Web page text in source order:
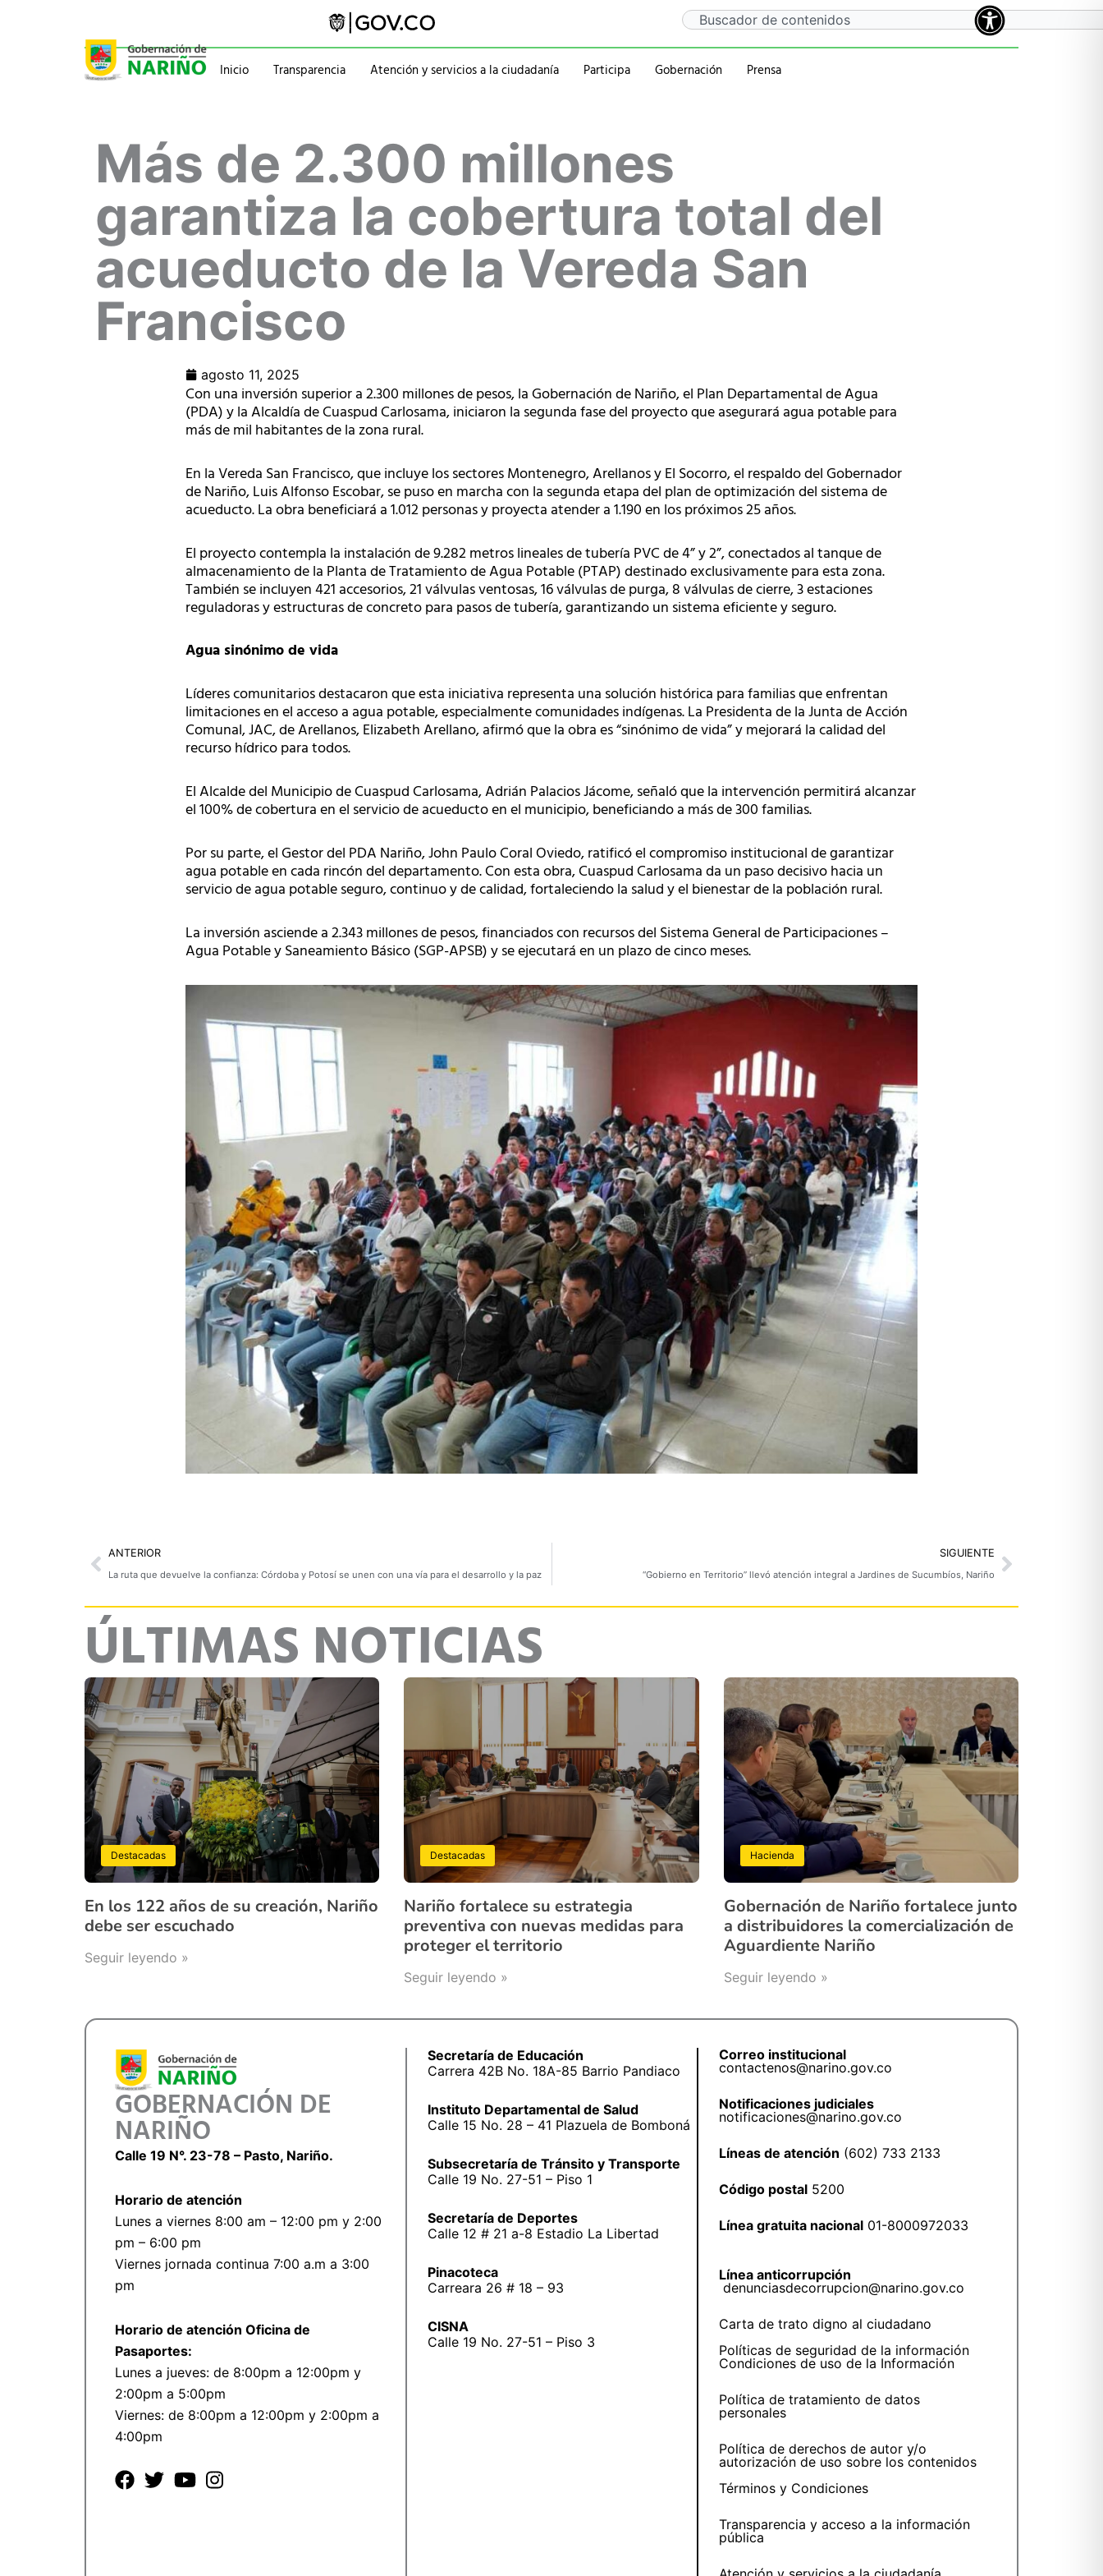
contenido
Search
Inicio Transparencia Atención y servicios a la ciudadanía
Pasaportes
Normatividad
Calendario de eventos
Ubicación
Participa Gobernación
Gobernador
Información administrativa
Símbolos
Mapa
Personajes
2016-2019
2012-2015
Prensa
Más de 2.300 millones
garantiza la cobertura total del
acueducto de la Vereda San
Francisco
agosto 11, 2025
Con una inversión superior a 2.300 millones de pesos, la Gobernación de Nariño, el Plan Departamental de Agua
(PDA) y la Alcaldía de Cuaspud Carlosama, iniciaron la segunda fase del proyecto que asegurará agua potable para
más de mil habitantes de la zona rural.
En la Vereda San Francisco, que incluye los sectores Montenegro, Arellanos y El Socorro, el respaldo del Gobernador
de Nariño, Luis Alfonso Escobar, se puso en marcha con la segunda etapa del plan de optimización del sistema de
acueducto. La obra beneficiará a 1.012 personas y proyecta atender a 1.190 en los próximos 25 años.
El proyecto contempla la instalación de 9.282 metros lineales de tubería PVC de 4” y 2”, conectados al tanque de
almacenamiento de la Planta de Tratamiento de Agua Potable (PTAP) destinado exclusivamente para esta zona.
También se incluyen 421 accesorios, 21 válvulas ventosas, 16 válvulas de purga, 8 válvulas de cierre, 3 estaciones
reguladoras y estructuras de concreto para pasos de tubería, garantizando un sistema eficiente y seguro.
Agua sinónimo de vida
Líderes comunitarios destacaron que esta iniciativa representa una solución histórica para familias que enfrentan
limitaciones en el acceso a agua potable, especialmente comunidades indígenas. La Presidenta de la Junta de Acción
Comunal, JAC, de Arellanos, Elizabeth Arellano, afirmó que la obra es “sinónimo de vida” y mejorará la calidad del
recurso hídrico para todos.
El Alcalde del Municipio de Cuaspud Carlosama, Adrián Palacios Jácome, señaló que la intervención permitirá alcanzar
el 100% de cobertura en el servicio de acueducto en el municipio, beneficiando a más de 300 familias.
Por su parte, el Gestor del PDA Nariño, John Paulo Coral Oviedo, ratificó el compromiso institucional de garantizar
agua potable en cada rincón del departamento. Con esta obra, Cuaspud Carlosama da un paso decisivo hacia un
servicio de agua potable seguro, continuo y de calidad, fortaleciendo la salud y el bienestar de la población rural.
La inversión asciende a 2.343 millones de pesos, financiados con recursos del Sistema General de Participaciones –
Agua Potable y Saneamiento Básico (SGP-APSB) y se ejecutará en un plazo de cinco meses.
Prev
ANTERIOR
La ruta que devuelve la confianza: Córdoba y Potosí se unen con una vía para el desarrollo y la paz
SIGUIENTE
“Gobierno en Territorio” llevó atención integral a Jardines de Sucumbíos, Nariño
Next
ÚLTIMAS NOTICIAS
Destacadas
En los 122 años de su creación, Nariño
debe ser escuchado
Seguir leyendo »
Destacadas
Nariño fortalece su estrategia
preventiva con nuevas medidas para
proteger el territorio
Seguir leyendo »
Hacienda
Gobernación de Nariño fortalece junto
a distribuidores la comercialización de
Aguardiente Nariño
Seguir leyendo »
GOBERNACIÓN DE
NARIÑO
Calle 19 N°. 23-78 – Pasto, Nariño.
Horario de atención
Lunes a viernes 8:00 am – 12:00 pm y 2:00
pm – 6:00 pm
Viernes jornada continua 7:00 a.m a 3:00
pm
Horario de atención Oficina de
Pasaportes:
Lunes a jueves: de 8:00pm a 12:00pm y
2:00pm a 5:00pm
Viernes: de 8:00pm a 12:00pm y 2:00pm a
4:00pm
Secretaría de Educación
Carrera 42B No. 18A-85 Barrio Pandiaco
Instituto Departamental de Salud
Calle 15 No. 28 – 41 Plazuela de Bomboná
Subsecretaría de Tránsito y Transporte
Calle 19 No. 27-51 – Piso 1
Secretaría de Deportes
Calle 12 # 21 a-8 Estadio La Libertad
Pinacoteca
Carreara 26 # 18 – 93
CISNA
Calle 19 No. 27-51 – Piso 3
Correo institucional
contactenos@narino.gov.co
Notificaciones judiciales
notificaciones@narino.gov.co
Líneas de atención (602) 733 2133
Código postal 5200
Línea gratuita nacional 01-8000972033
Línea anticorrupción
denunciasdecorrupcion@narino.gov.co
Carta de trato digno al ciudadano
Políticas de seguridad de la información
Condiciones de uso de la Información
Política de tratamiento de datos
personales
Política de derechos de autor y/o
autorización de uso sobre los contenidos
Términos y Condiciones
Transparencia y acceso a la información
pública